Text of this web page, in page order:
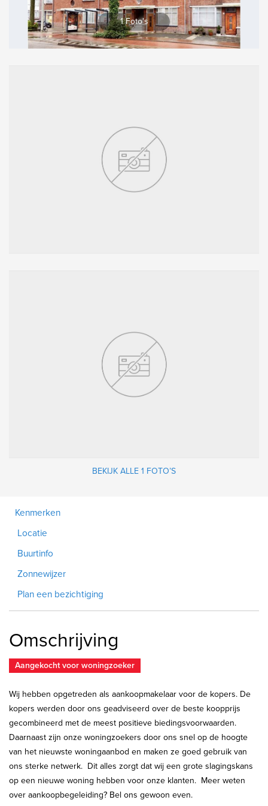
1 Foto'sVergroten
BEKIJK ALLE 1 FOTO’S
Kenmerken
Locatie
Buurtinfo
Zonnewijzer
Plan een bezichtiging
Omschrijving
Aangekocht voor woningzoeker
Wij hebben opgetreden als aankoopmakelaar voor de kopers. De
kopers werden door ons geadviseerd over de beste koopprijs
gecombineerd met de meest positieve biedingsvoorwaarden.
Daarnaast zijn onze woningzoekers door ons snel op de hoogte
van het nieuwste woningaanbod en maken ze goed gebruik van
ons sterke netwerk. Dit alles zorgt dat wij een grote slagingskans
op een nieuwe woning hebben voor onze klanten. Meer weten
over aankoopbegeleiding? Bel ons gewoon even.